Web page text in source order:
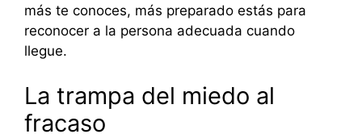
más te conoces, más preparado estás para
reconocer a la persona adecuada cuando
llegue.
La trampa del miedo al
fracaso